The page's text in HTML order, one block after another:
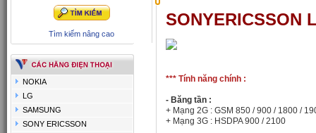
Tìm kiếm nâng cao
NOKIA
LG
SAMSUNG
SONY ERICSSON
SONYERICSSON
*** Tính năng chính :
- Băng tần :
+ Mạng 2G : GSM 850 / 900 / 1800 /
+ Mạng 3G : HSDPA 900 / 2100